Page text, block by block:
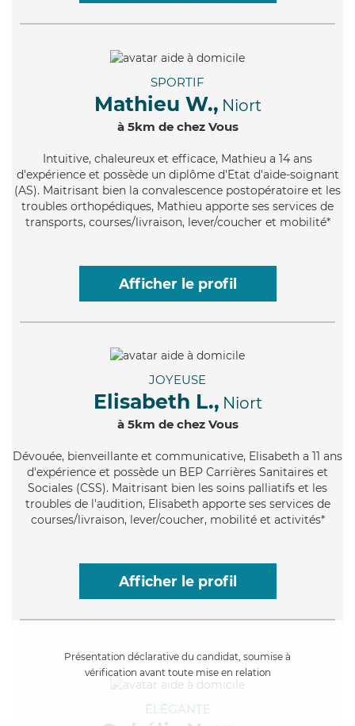
SPORTIF
Mathieu W., Niort
à 5km de chez Vous
Intuitive, chaleureux et efficace, Mathieu a 14 ans
d'expérience et possède un diplôme d'Etat d'aide-soignant
(AS). Maitrisant bien la convalescence postopératoire et les
troubles orthopédiques, Mathieu apporte ses services de
transports, courses/livraison, lever/coucher et mobilité*
Afficher le profil
JOYEUSE
Elisabeth L., Niort
à 5km de chez Vous
Dévouée, bienveillante et communicative, Elisabeth a 11 ans
d'expérience et possède un BEP Carrières Sanitaires et
Sociales (CSS). Maitrisant bien les soins palliatifs et les
troubles de l'audition, Elisabeth apporte ses services de
courses/livraison, lever/coucher, mobilité et activités*
Afficher le profil
Présentation déclarative du candidat, soumise à
vérification avant toute mise en relation
ÉLÉGANTE